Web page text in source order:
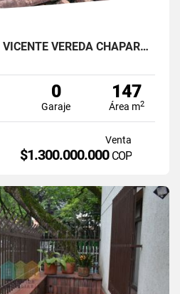
FINCA EN VENTA SAN VICENTE VEREDA CHAPARRAL SOLO CONTADO
0
Garaje
147
Área m2
Venta
$1.300.000.000 COP